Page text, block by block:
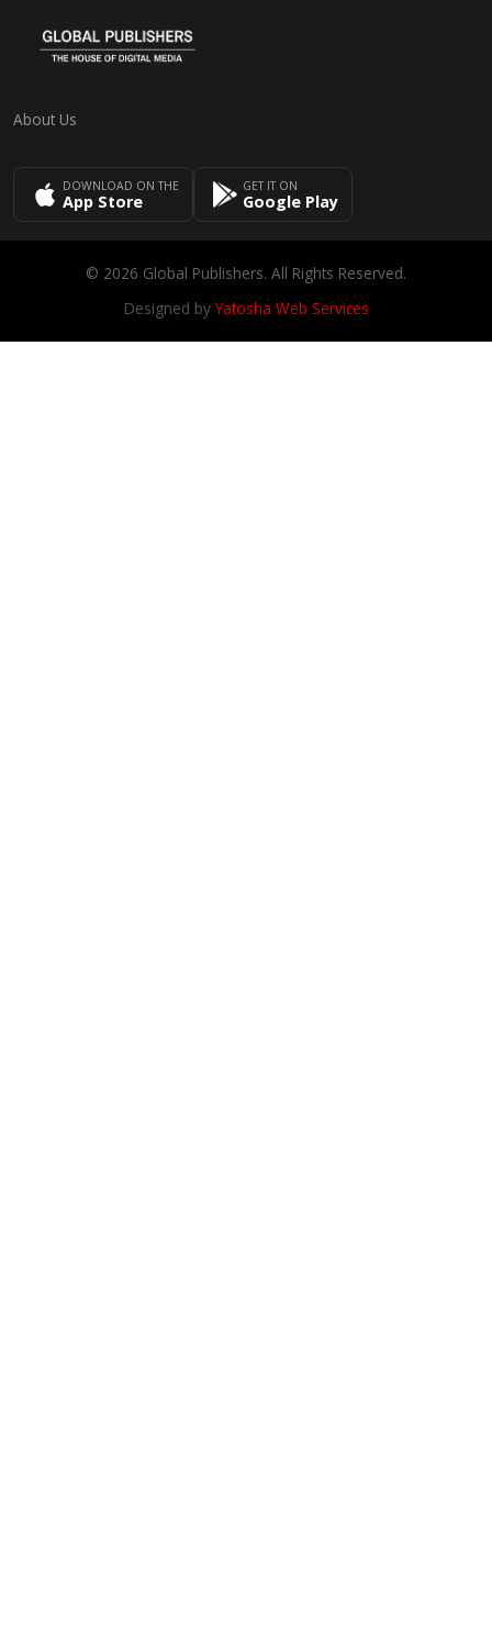
About Us
DOWNLOAD ON THE
App Store
GET IT ON
Google Play
© 2026 Global Publishers. All Rights Reserved.
Designed byYatosha Web Services